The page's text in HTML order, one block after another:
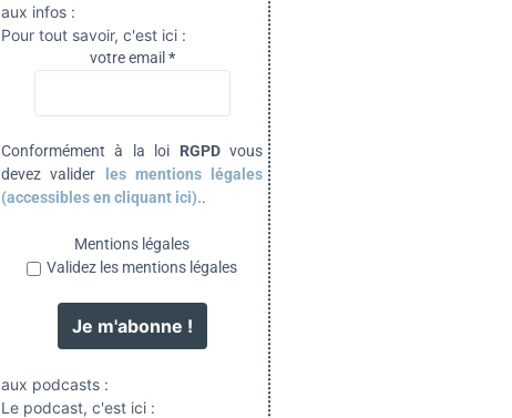
aux infos :
Pour tout savoir, c'est ici :
votre email *
Conformément à la loi RGPDvous
devez valider
les mentions légales
(accessibles en cliquant ici)..
Mentions légales
Validez les mentions légales
aux podcasts :
Le podcast, c'est ici :